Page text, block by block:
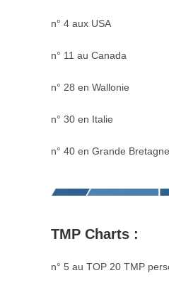
n° 4 aux USA
n° 11 au Canada
n° 28 en Wallonie
n° 30 en Italie
n° 40 en Grande Bretagne
TMP Charts :
n° 5 au TOP 20 TMP